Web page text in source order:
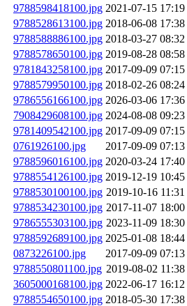
9788598418100.jpg 2021-07-15 17:19
9788528613100.jpg 2018-06-08 17:38
9788588886100.jpg 2018-03-27 08:32
9788578650100.jpg 2019-08-28 08:58
9781843258100.jpg 2017-09-09 07:15
9788579950100.jpg 2018-02-26 08:24
9786556166100.jpg 2026-03-06 17:36
7908429608100.jpg 2024-08-08 09:23
9781409542100.jpg 2017-09-09 07:15
0761926100.jpg
2017-09-09 07:13
9788596016100.jpg 2020-03-24 17:40
9788554126100.jpg 2019-12-19 10:45
9788530100100.jpg 2019-10-16 11:31
9788534230100.jpg 2017-11-07 18:00
9786555303100.jpg 2023-11-09 18:30
9788592689100.jpg 2025-01-08 18:44
0873226100.jpg
2017-09-09 07:13
9788550801100.jpg 2019-08-02 11:38
3605000168100.jpg 2022-06-17 16:12
9788554650100.jpg 2018-05-30 17:38